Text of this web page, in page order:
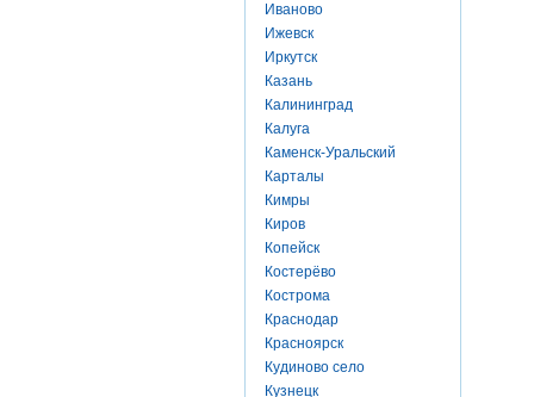
Иваново
Ижевск
Иркутск
Казань
Калининград
Калуга
Каменск-Уральский
Карталы
Кимры
Киров
Копейск
Костерёво
Кострома
Краснодар
Красноярск
Кудиново село
Кузнецк